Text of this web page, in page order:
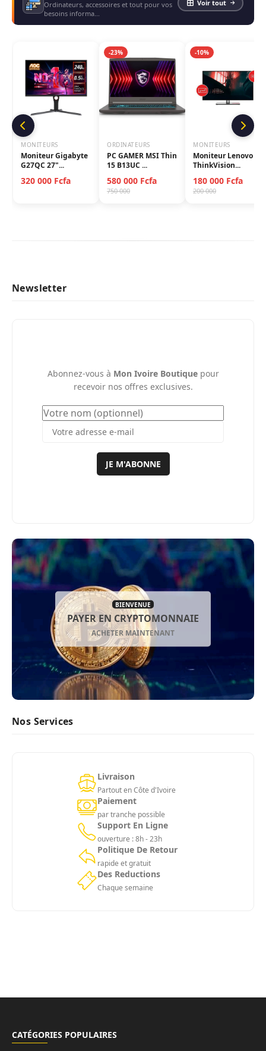
Ordinateurs, accessoires et tout pour vos
besoins informa...
Voir tout
MONITEURS
Moniteur Gigabyte
G27QC 27"...
320 000 Fcfa
-23%
ORDINATEURS
PC GAMER MSI Thin
15 B13UC ...
580 000 Fcfa
750 000
-10%
MONITEURS
Moniteur Lenovo
ThinkVision...
180 000 Fcfa
200 000
Newsletter
Abonnez-vous à Mon Ivoire Boutiquepour
recevoir nos offres exclusives.
JE M'ABONNE
BIENVENUE
PAYER EN CRYPTOMONNAIE
ACHETER MAINTENANT
Nos Services
Livraison
Partout en Côte d'Ivoire
Paiement
par tranche possible
Support En Ligne
ouverture : 8h - 23h
Politique De Retour
rapide et gratuit
Des Reductions
Chaque semaine
CATÉGORIES POPULAIRES